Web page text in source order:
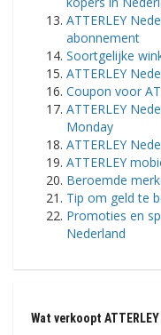
ATTERLEY
abonnement
Soortgelijke
ATTERLEY
Coupon voor
ATTERLEY
Monday
ATTERLEY
ATTERLEY
Beroemde
Tip om geld te
Promoties en
Nederland
Wat verkoopt